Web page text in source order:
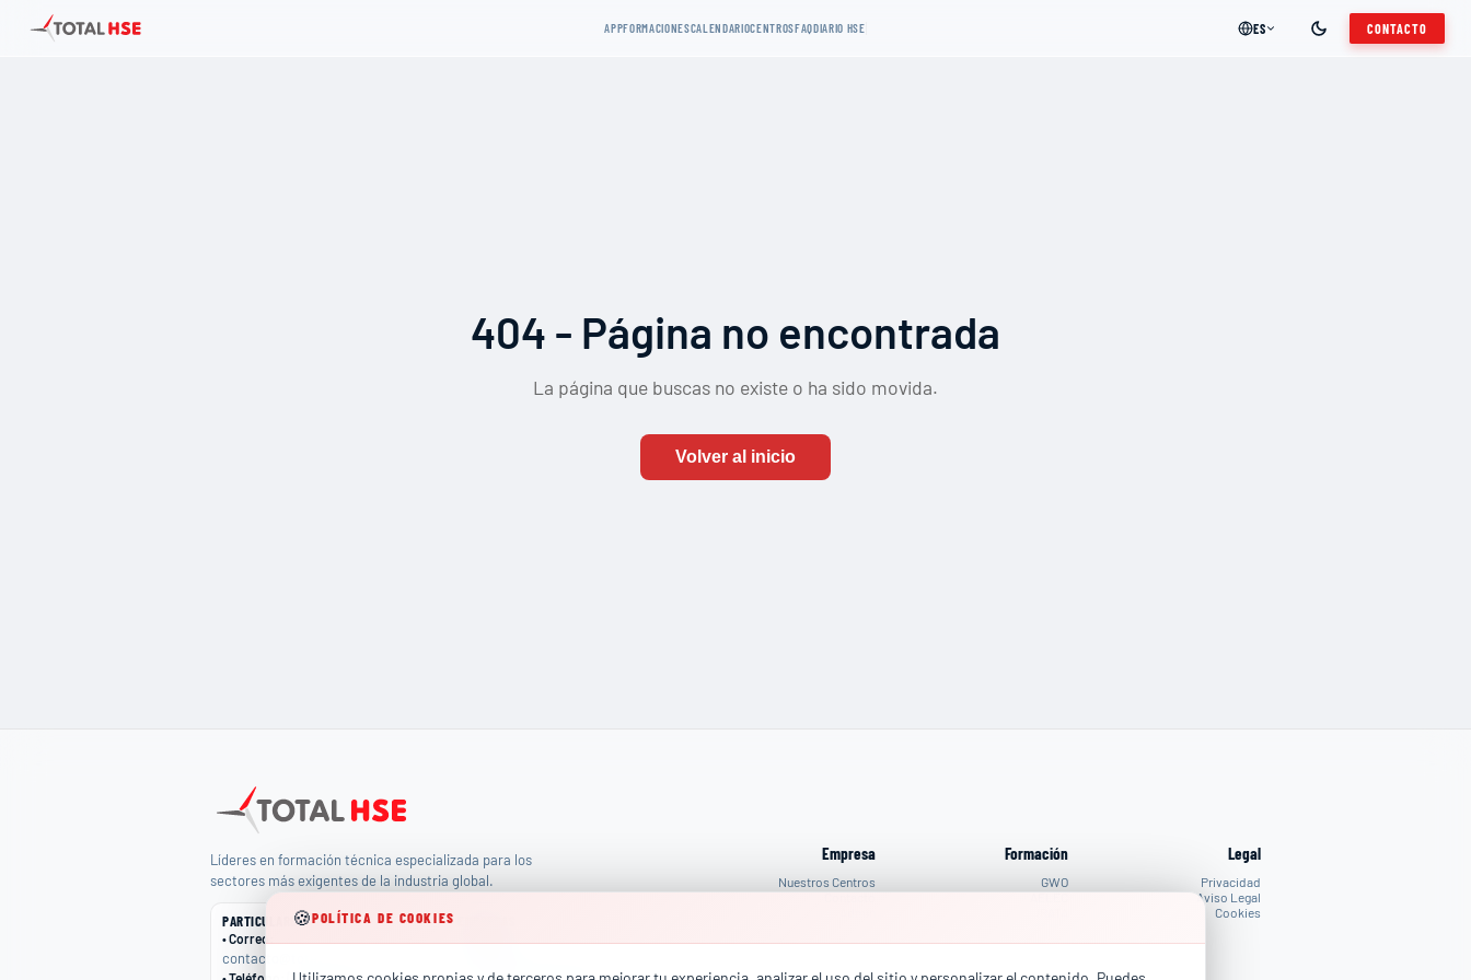
APPFORMACIONESCALENDARIOCENTROSFAQDIARIO HSE ES CONTACTO
404 - Página no encontrada
La página que buscas no existe o ha sido movida.
Volver al inicio
Líderes en formación técnica especializada para los
sectores más exigentes de la industria global.
PARTICULARES
•Correo
contacto@totalhse.com
Empresa
Nuestros Centros
Contacto
Formación
GWO
AELEC
Legal
Privacidad
Aviso Legal
Cookies
🍪POLÍTICA DE COOKIES